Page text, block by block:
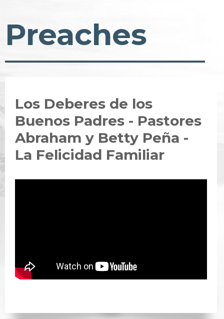
Preaches
Los Deberes de los
Buenos Padres - Pastores
Abraham y Betty Peña -
La Felicidad Familiar